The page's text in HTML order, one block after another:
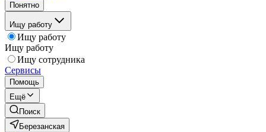
Понятно
Ищу работу
Ищу работу
Ищу работу
Ищу сотрудника
Сервисы
Помощь
Ещё
Поиск
Березанская